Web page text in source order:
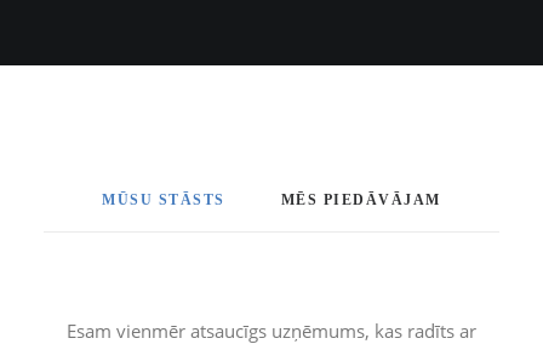
MŪSU STĀSTS MĒS PIEDĀVĀJAM
Esam vienmēr atsaucīgs uzņēmums, kas radīts ar